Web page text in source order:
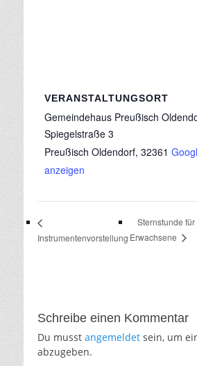
VERANSTALTUNGSORT
Gemeindehaus Preußisch
Spiegelstraße 3
Preußisch Oldendorf, 32361
anzeigen
Instrumentenvorstellung
Sternstunde
Erwachsene
Schreibe einen Kommentar
Du musst angemeldet sein, um
abzugeben.